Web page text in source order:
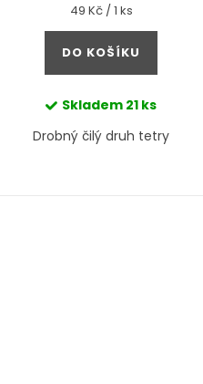
Měrná
cena:
49 Kč / 1 ks
DO KOŠÍKU
Skladem 21 ks
Drobný čilý druh tetry